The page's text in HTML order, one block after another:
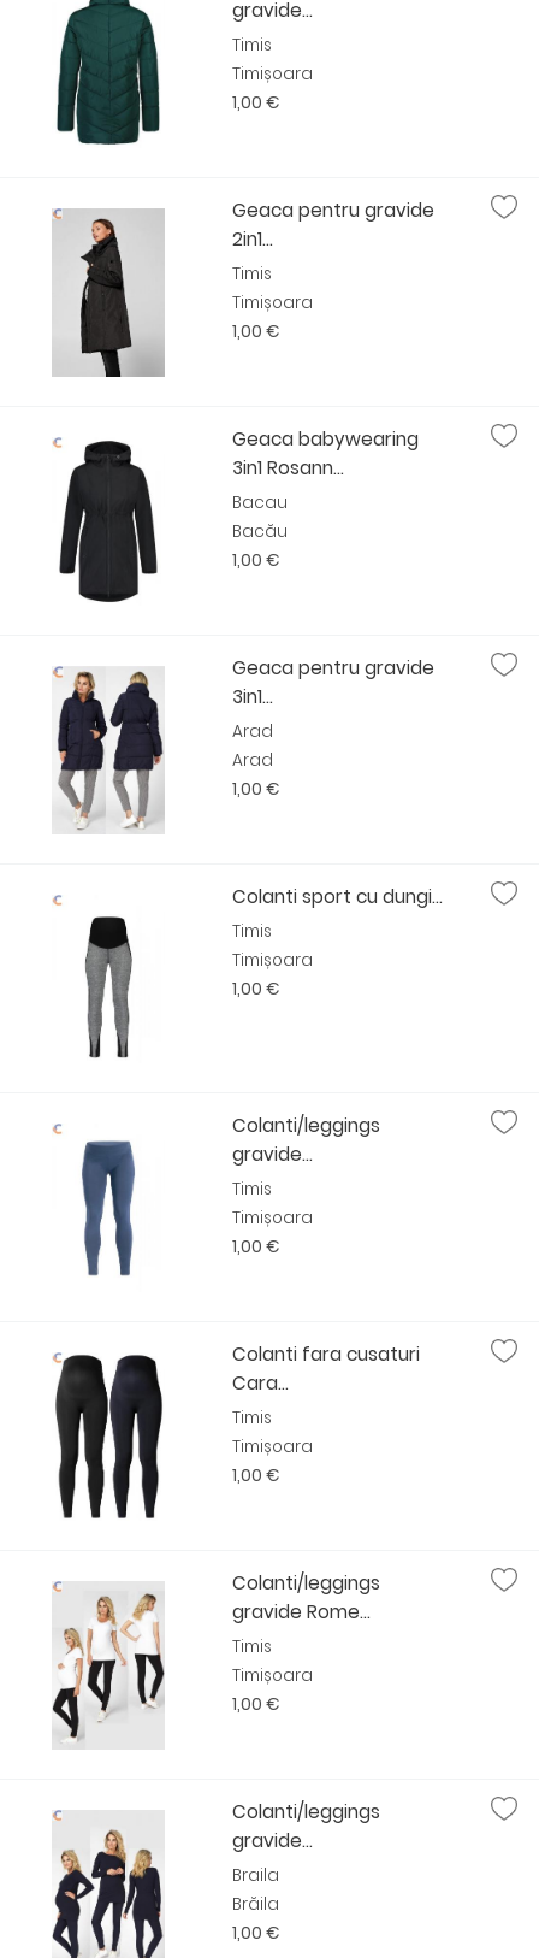
gravide...
Timis
Timișoara
1,00 €
Geaca pentru gravide
2in1...
Timis
Timișoara
1,00 €
Geaca babywearing
3in1 Rosann...
Bacau
Bacău
1,00 €
Geaca pentru gravide
3in1...
Arad
Arad
1,00 €
Colanti sport cu dungi...
Timis
Timișoara
1,00 €
Colanti/leggings
gravide...
Timis
Timișoara
1,00 €
Colanti fara cusaturi
Cara...
Timis
Timișoara
1,00 €
Colanti/leggings
gravide Rome...
Timis
Timișoara
1,00 €
Colanti/leggings
gravide...
Braila
Brăila
1,00 €